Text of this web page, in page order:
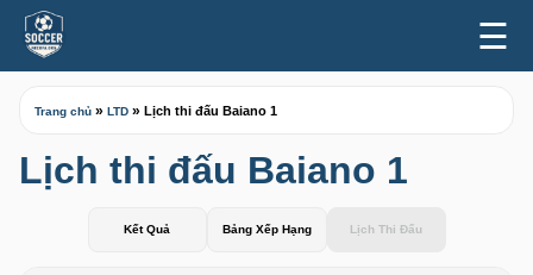
☰
Trang chủ » LTD » Lịch thi đấu Baiano 1
Lịch thi đấu Baiano 1
Kết Quả Bảng Xếp Hạng Lịch Thi Đấu